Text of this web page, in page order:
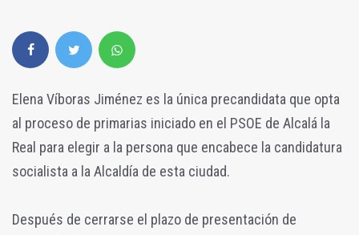
Elena Víboras Jiménez es la única precandidata que opta
al proceso de primarias iniciado en el PSOE de Alcalá la
Real para elegir a la persona que encabece la candidatura
socialista a la Alcaldía de esta ciudad.
Después de cerrarse el plazo de presentación de